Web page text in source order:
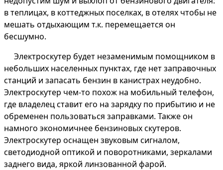
в теплицах, в коттеджных поселках, в отелях чтобы не
мешать отдыхающим т.к. перемещается он
бесшумно.
Электроскутер будет незаменимым помощником в
небольших населенных пунктах, где нет заправочных
станций и запасать бензин в канистрах неудобно.
Электроскутер чем-то похож на мобильный телефон,
где владелец ставит его на зарядку по прибытию и не
обременен пользоваться заправками. Также он
намного экономичнее бензиновых скутеров.
Электроскутер оснащен звуковым сигналом,
светодиодной оптикой и поворотниками, зеркалами
заднего вида, яркой линзованной фарой.